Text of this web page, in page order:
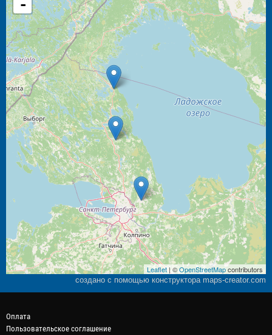
-
Leaflet| ©OpenStreetMapcontributors
создано с помощью конструктора maps-creator.com
Оплата
Пользовательское соглашение